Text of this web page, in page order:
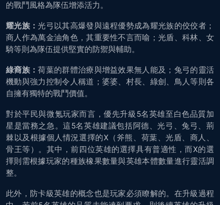
的戰鬥風格為隊伍增添活力。
耀光族：光弓以其高爆發與遠程優勢成為耀光族的佼佼者；
商人作為萬金油角色，其重要性不言而喻；光盾、科林、女
騎等則為隊伍提供堅實的防禦與輔助。
綠裔族：荷葉的群體治療與增益效果無人能及；兔弓的靈活
機動與強力控制令人稱道；婆婆、村長、綠劍、鳥人等則各
自擁有獨特的戰鬥價值。
對於平民與微氪玩家而言，優先升級5名英雄至白色品質加
星是當務之急。這5名英雄建議包括阿德、光弓、兔弓、荊
棘以及根據個人情況選擇的X（斧熊、荷葉、光盾、商人、
骨王等）。其中，前四位英雄的選擇具有普適性，而X的選
擇則需根據玩家的種族橡果數量與英雄本體數量進行靈活調
整。
此外，防卡級英雄的概念也是玩家必須瞭解的。在升級過程